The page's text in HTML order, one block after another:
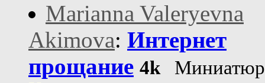
Marianna Valeryevna
Akimova: Интернет
прощание 4k